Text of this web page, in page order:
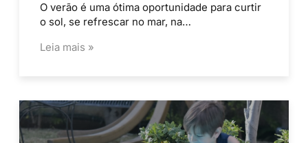
O verão é uma ótima oportunidade para curtir
o sol, se refrescar no mar, na…
Leia mais »